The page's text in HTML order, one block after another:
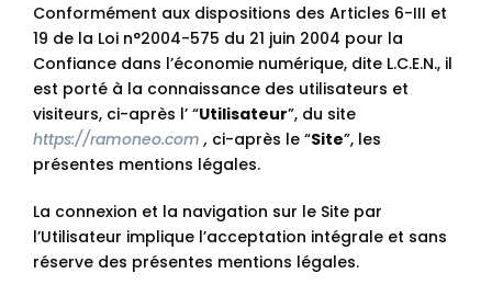
A Propos
Réglementation
Réalisations
Contact
Conformément aux dispositions des Articles 6-III et
19 de la Loi n°2004-575 du 21 juin 2004 pour la
Confiance dans l’économie numérique, dite L.C.E.N., il
est porté à la connaissance des utilisateurs et
visiteurs, ci-après l’ “Utilisateur”, du site
https://ramoneo.com ,ci-après le “Site”, les
présentes mentions légales.
La connexion et la navigation sur le Site par
l’Utilisateur implique l’acceptation intégrale et sans
réserve des présentes mentions légales.